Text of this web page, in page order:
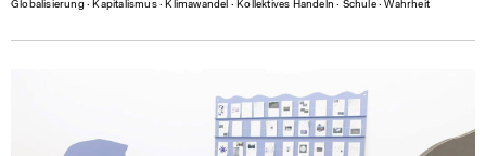
Globalisierung ∙ Kapitalismus∙ Klimawandel ∙ Kollektives Handeln ∙ Schule∙Wahrheit